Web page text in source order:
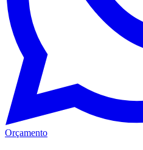
Orçamento